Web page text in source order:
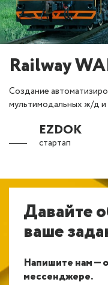
Railway
Создание
мультимодальных ж/д и
EZDOK
стартап
Давайте
ваше
Напишите нам —
мессенджере.